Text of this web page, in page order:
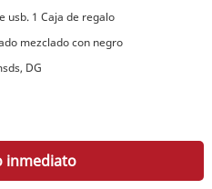
usb. 1 Caja de regalo
mezclado con negro
DG
inmediato